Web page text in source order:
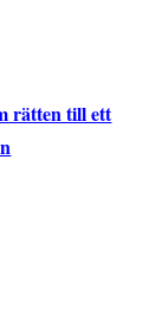
rätten till ett